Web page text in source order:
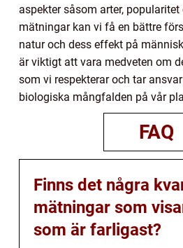
aspekter såsom arter,
mätningar kan vi få en bättre
natur och dess effekt på
är viktigt att vara medveten om
som vi respekterar och tar
biologiska mångfalden på vår
FAQ
Finns det några
mätningar som
som är farligast?